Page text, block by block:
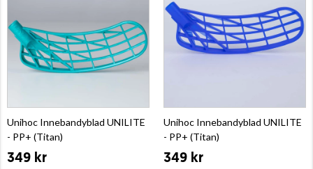
Unihoc Innebandyblad UNILITE
- PP+ (Titan)
349 kr
Unihoc Innebandyblad UNILITE
- PP+ (Titan)
349 kr